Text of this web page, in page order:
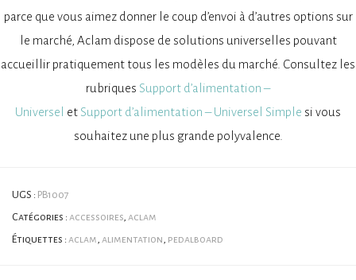
parce que vous aimez donner le coup d’envoi à d’autres options sur
le marché, Aclam dispose de solutions universelles pouvant
accueillir pratiquement tous les modèles du marché. Consultez les
rubriques Support d’alimentation –
Universel et Support d’alimentation – Universel Simple si vous
souhaitez une plus grande polyvalence.
UGS : PB1007
Catégories : accessoires aclam
Étiquettes : aclam alimentation pedalboard